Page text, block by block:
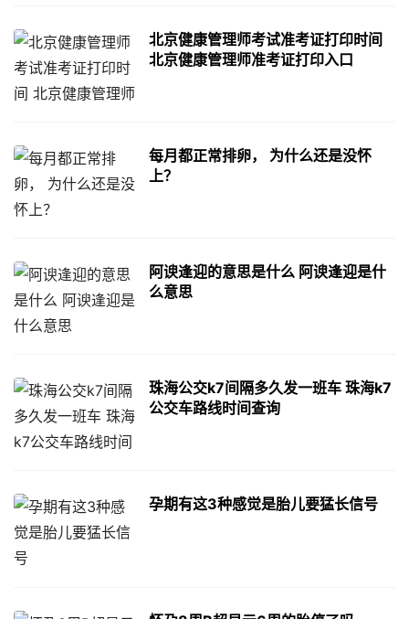
北京健康管理师考试准考证打印时间
北京健康管理师准考证打印入口
每月都正常排卵， 为什么还是没怀
上？
阿谀逢迎的意思是什么 阿谀逢迎是什
么意思
珠海公交k7间隔多久发一班车 珠海k7
公交车路线时间查询
孕期有这3种感觉是胎儿要猛长信号